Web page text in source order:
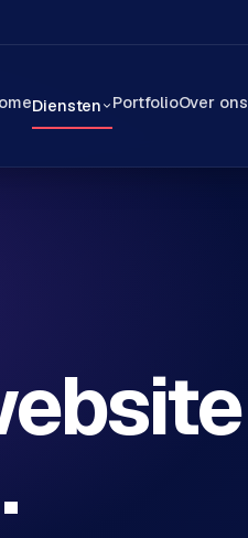
Diensten PortfolioOver ons
.